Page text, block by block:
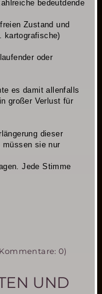
bedeutdende
Zustand und
kartografische)
oder
es damit allenfalls
großer Verlust für
dieser
sie nur
Jede Stimme
0)
UND